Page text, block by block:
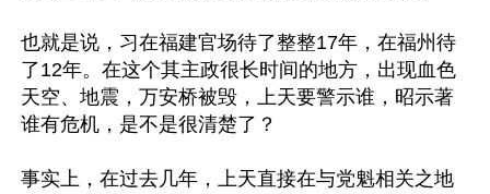
也就是说，习在福建官场待了整整17年，在福州待
了12年。在这个其主政很长时间的地方，出现血色
天空、地震，万安桥被毁，上天要警示谁，昭示著
谁有危机，是不是很清楚了？
事实上，在过去几年，上天直接在与党魁相关之地